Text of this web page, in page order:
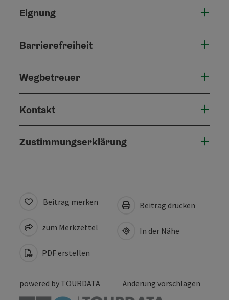
Eignung
Barrierefreiheit
Wegbetreuer
Kontakt
Zustimmungserklärung
Beitrag merken
zum Merkzettel
PDF erstellen
Beitrag drucken
In der Nähe
powered by TOURDATA Änderung vorschlagen